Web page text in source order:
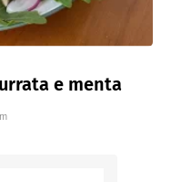
e menta